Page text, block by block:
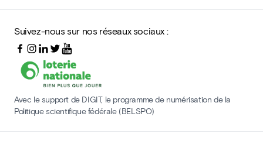
Suivez-nous sur nos réseaux sociaux :
Avec le support de DIGIT, le programme de numérisation de la
Politique scientifique fédérale (BELSPO)